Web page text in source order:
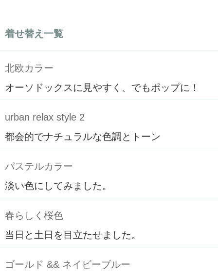
着せ替え一覧
北欧カラー
オーソドックスに見やすく、でもポップに！
urban relax style 2
都会的でナチュラルな色調とトーン
パステルカラー
淡い色にしてみました。
春らしく桜色
当日と土日を目立たせました。
ゴールド && ネイビーブルー